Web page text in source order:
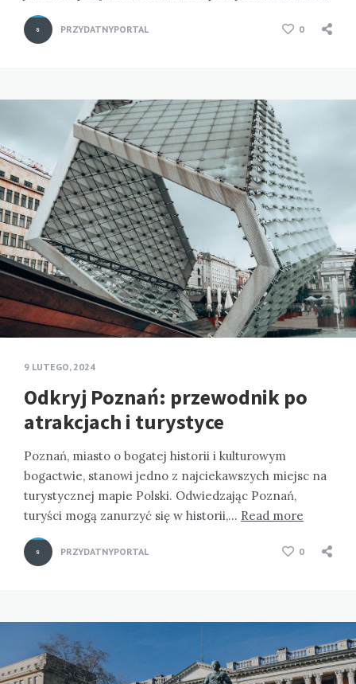
PRZYDATNYPORTAL 0
9 LUTEGO, 2024
Odkryj Poznań: przewodnik po
atrakcjach i turystyce
Poznań, miasto o bogatej historii i kulturowym
bogactwie, stanowi jedno z najciekawszych miejsc na
turystycznej mapie Polski. Odwiedzając Poznań,
turyści mogą zanurzyć się w historii,… Read more
PRZYDATNYPORTAL 0